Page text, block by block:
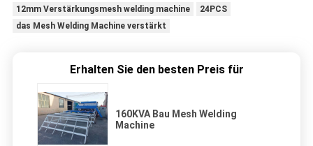
12mm Verstärkungsmesh welding machine
24PCS
das Mesh Welding Machine verstärkt
Erhalten Sie den besten Preis für
160KVA Bau Mesh Welding
Machine